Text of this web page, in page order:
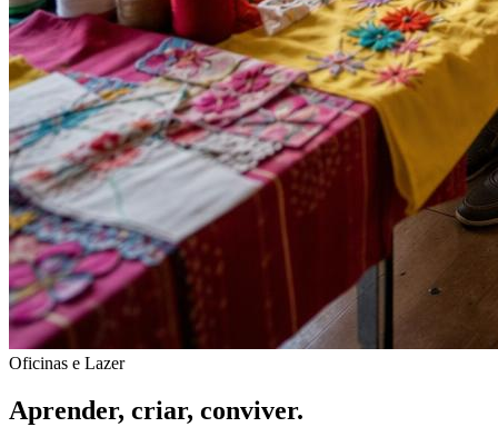
Oficinas e Lazer
Aprender, criar, conviver.